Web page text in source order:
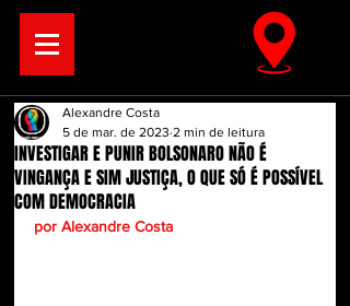
INVESTIGAR E PUNIR BOLSONARO NÃO É
VINGANÇA E SIM JUSTIÇA, O QUE SÓ É POSSÍVEL
COM DEMOCRACIA
Alexandre Costa
5 de mar. de 2023 2 min de leitura
por Alexandre Costa